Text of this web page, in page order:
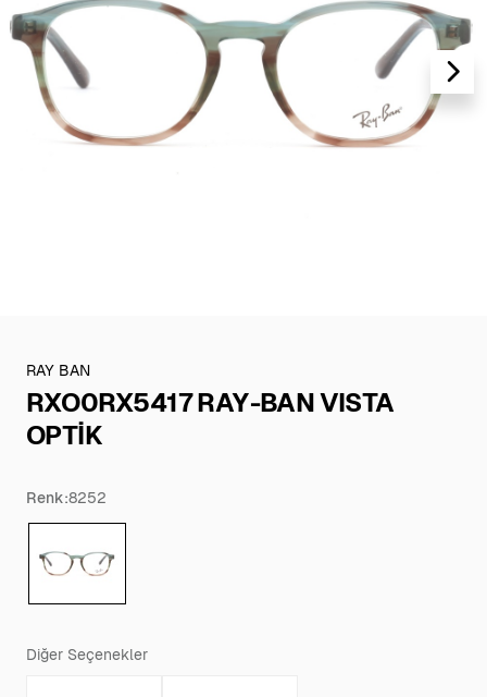
RAY BAN
RXO0RX5417 RAY-BAN VISTA
OPTİK
Renk:8252
Diğer Seçenekler